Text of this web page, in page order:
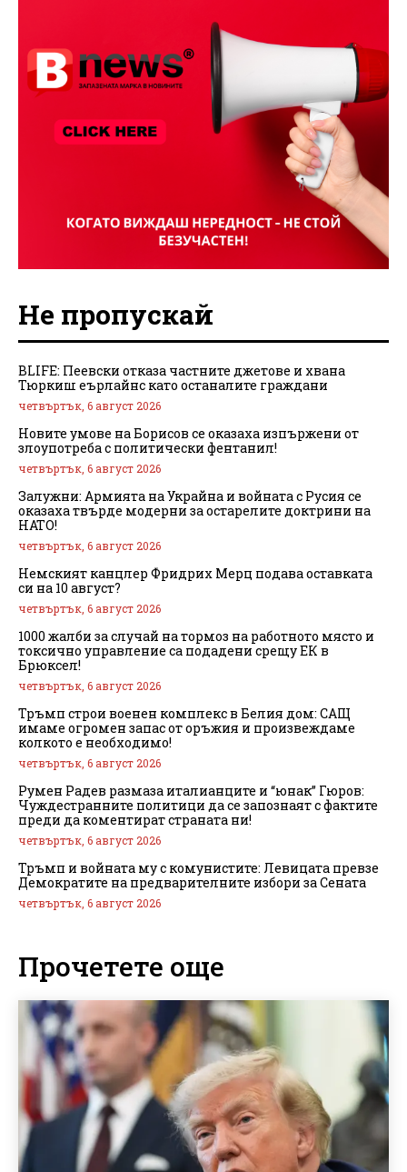
Не пропускай
BLIFE: Пеевски отказа частните джетове и хвана
Тюркиш еърлайнс като останалите граждани
четвъртък, 6 август 2026
Новите умове на Борисов се оказаха изпържени от
злоупотреба с политически фентанил!
четвъртък, 6 август 2026
Залужни: Армията на Украйна и войната с Русия се
оказаха твърде модерни за остарелите доктрини на
НАТО!
четвъртък, 6 август 2026
Немският канцлер Фридрих Мерц подава оставката
си на 10 август?
четвъртък, 6 август 2026
1000 жалби за случай на тормоз на работното място и
токсично управление са подадени срещу ЕК в
Брюксел!
четвъртък, 6 август 2026
Тръмп строи военен комплекс в Белия дом: САЩ
имаме огромен запас от оръжия и произвеждаме
колкото е необходимо!
четвъртък, 6 август 2026
Румен Радев размаза италианците и “юнак” Гюров:
Чуждестранните политици да се запознаят с фактите
преди да коментират страната ни!
четвъртък, 6 август 2026
Тръмп и войната му с комунистите: Левицата превзе
Демократите на предварителните избори за Сената
четвъртък, 6 август 2026
Прочетете още